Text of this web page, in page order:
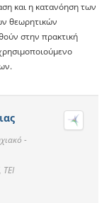
και η κατανόηση των
θεωρητικών
στην πρακτική
-